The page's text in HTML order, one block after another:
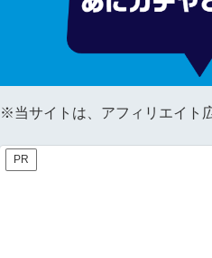
※当サイトは、アフィリエイト
PR